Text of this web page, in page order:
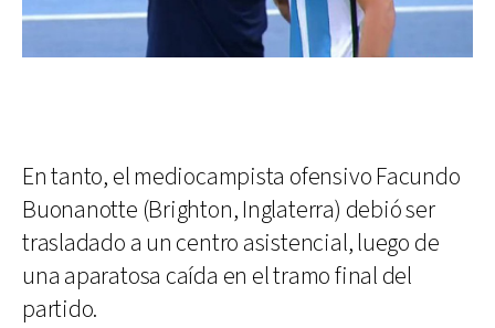
En tanto, el mediocampista ofensivo Facundo
Buonanotte (Brighton, Inglaterra) debió ser
trasladado a un centro asistencial, luego de
una aparatosa caída en el tramo final del
partido.